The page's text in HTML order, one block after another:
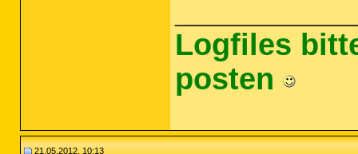
Logfiles
posten
21.05.2012, 10:13